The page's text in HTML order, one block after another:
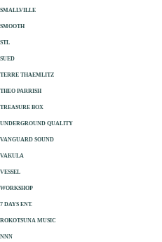
SMALLVILLE
SMOOTH
STL
SUED
TERRE THAEMLITZ
THEO PARRISH
TREASURE BOX
UNDERGROUND QUALITY
VANGUARD SOUND
VAKULA
VESSEL
WORKSHOP
7 DAYS ENT.
ROKOTSUNA MUSIC
NNN